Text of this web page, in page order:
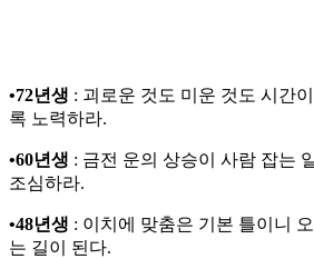
•72년생 : 괴로운 것도 미운 것도 시간
록 노력하라.
•60년생 : 금전 운의 상승이 사람 잡는
조심하라.
•48년생 : 이치에 맞춤은 기본 틀이니
는 길이 된다.